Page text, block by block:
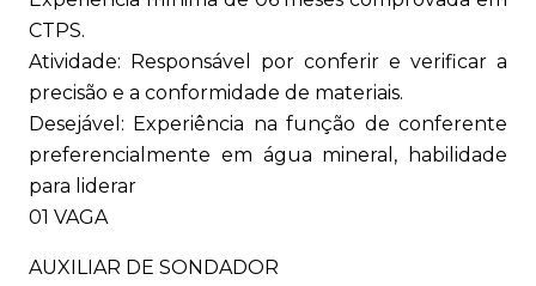
CTPS.
Atividade: Responsável por conferir e verificar a
precisão e a conformidade de materiais.
Desejável: Experiência na função de conferente
preferencialmente em água mineral, habilidade
para liderar
01 VAGA
AUXILIAR DE SONDADOR